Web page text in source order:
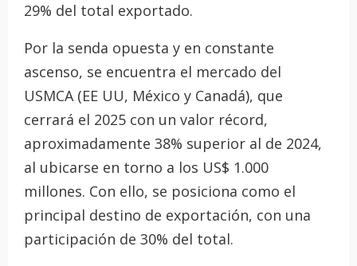
29% del total exportado.
Por la senda opuesta y en constante
ascenso, se encuentra el mercado del
USMCA (EE UU, México y Canadá), que
cerrará el 2025 con un valor récord,
aproximadamente 38% superior al de 2024,
al ubicarse en torno a los US$ 1.000
millones. Con ello, se posiciona como el
principal destino de exportación, con una
participación de 30% del total.